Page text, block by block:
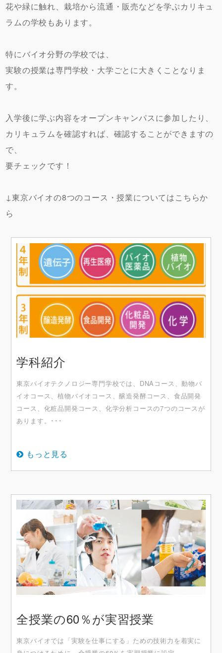
花や緑に触れ、栽培から流通・販売などを学ぶカリキュ
ラムの学校もあります。
特にバイオ分野の学校では、
実験の授業は専門学校・大学ごとに大きくことなりま
す。
入学後に学ぶ内容をオープンキャンパスに参加したり、
カリキュラムを確認すれば、確認することができますの
で、
要チェックです！
↓東京バイオの8つのコース・授業についてはこちらか
ら
学科紹介
東京バイオテクノロジー専門学校では、DNAコース、動物バ
イオコース、植物バイオコース、醸造発酵コース、食品開発
コース、化粧品開発コース、化学分析コースの7つのコースが
あります。･･･
もっと見る
全授業の60％が実習授業
東京バイオでは「実験を仕事にする」ための技術力を着実に